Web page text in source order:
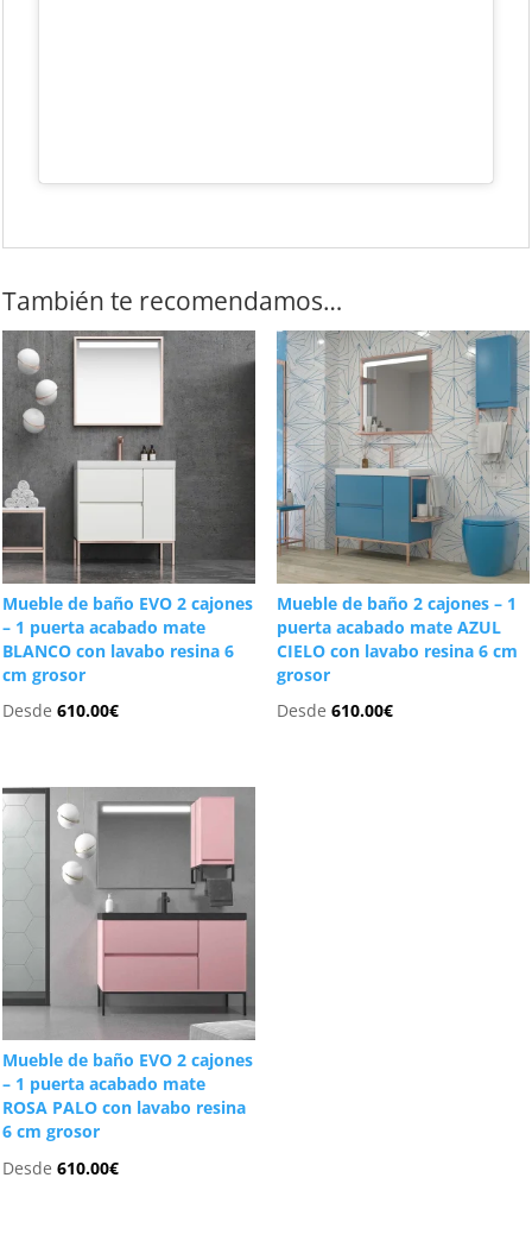
También te recomendamos…
Mueble de baño EVO 2 cajones
– 1 puerta acabado mate
BLANCO con lavabo resina 6
cm grosor
Desde610.00€
Mueble de baño 2 cajones – 1
puerta acabado mate AZUL
CIELO con lavabo resina 6 cm
grosor
Desde 610.00€
Mueble de baño EVO 2 cajones
– 1 puerta acabado mate
ROSA PALO con lavabo resina
6 cm grosor
Desde610.00€